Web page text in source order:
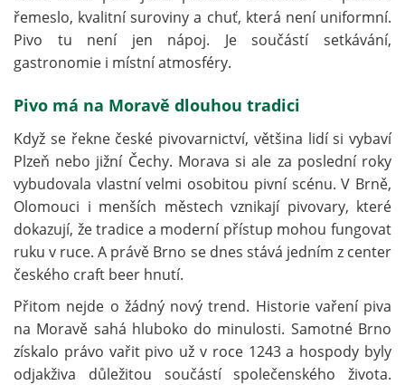
řemeslo, kvalitní suroviny a chuť, která není uniformní.
Pivo tu není jen nápoj. Je součástí setkávání,
gastronomie i místní atmosféry.
Pivo má na Moravě dlouhou tradici
Když se řekne české pivovarnictví, většina lidí si vybaví
Plzeň nebo jižní Čechy. Morava si ale za poslední roky
vybudovala vlastní velmi osobitou pivní scénu. V Brně,
Olomouci i menších městech vznikají pivovary, které
dokazují, že tradice a moderní přístup mohou fungovat
ruku v ruce. A právě Brno se dnes stává jedním z center
českého craft beer hnutí.
Přitom nejde o žádný nový trend. Historie vaření piva
na Moravě sahá hluboko do minulosti. Samotné Brno
získalo právo vařit pivo už v roce 1243 a hospody byly
odjakživa důležitou součástí společenského života.